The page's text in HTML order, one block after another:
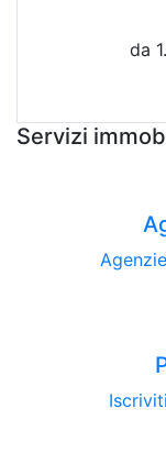
da
Servizi